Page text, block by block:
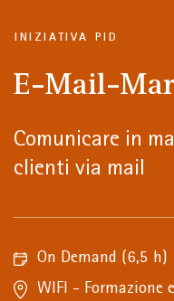
INIZIATIVA PID
E-Mail-
Comunicare in
clienti via mail
On Demand (6,5 h)
WIFI - Formazione